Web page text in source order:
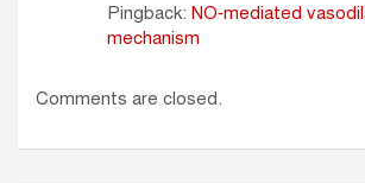
Pingback: NO‑mediated
mechanism
Comments are closed.